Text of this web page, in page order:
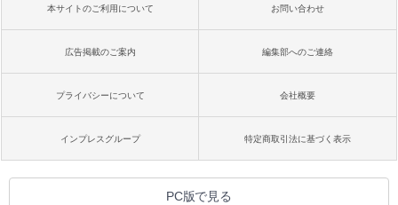
本サイトのご利用について お問い合わせ
広告掲載のご案内 編集部へのご連絡
プライバシーについて 会社概要
インプレスグループ 特定商取引法に基づく表示
PC版で見る